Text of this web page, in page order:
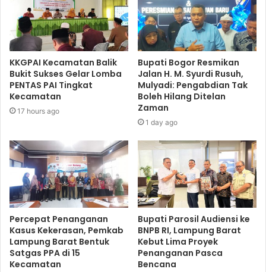
KKGPAI Kecamatan Balik
Bukit Sukses Gelar Lomba
PENTAS PAI Tingkat
Kecamatan
17 hours ago
Bupati Bogor Resmikan
Jalan H. M. Syurdi Rusuh,
Mulyadi: Pengabdian Tak
Boleh Hilang Ditelan
Zaman
1 day ago
Percepat Penanganan
Kasus Kekerasan, Pemkab
Lampung Barat Bentuk
Satgas PPA di 15
Kecamatan
Bupati Parosil Audiensi ke
BNPB RI, Lampung Barat
Kebut Lima Proyek
Penanganan Pasca
Bencana